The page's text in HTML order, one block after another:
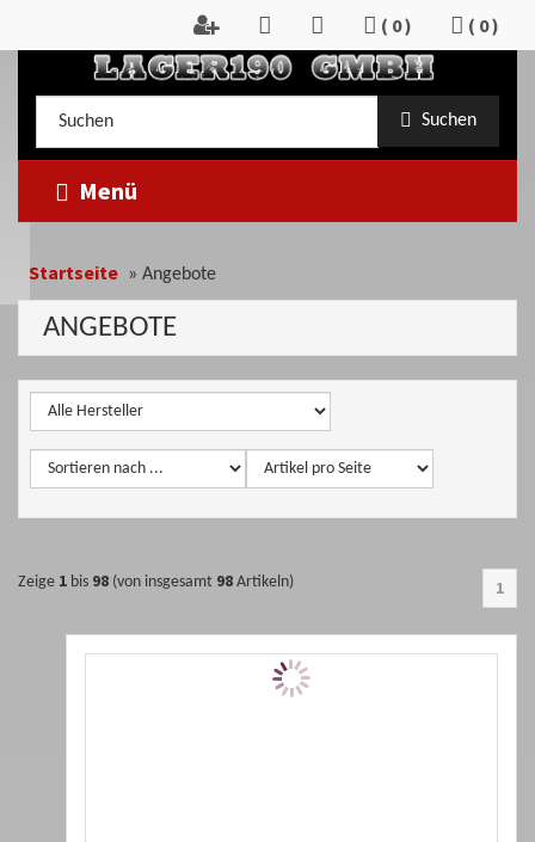
( 0) ( 0)
Kategorieauswahl
Suche
Shop
Suchen
Menü
Startseite » Angebote
ANGEBOTE
Zeige 1 bis 98 (von insgesamt 98 Artikeln) 1